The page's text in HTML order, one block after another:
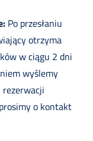
Po przesłaniu
otrzyma
w ciągu 2 dni
wyślemy
o kontakt